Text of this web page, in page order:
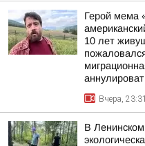
Герой мема
10 лет
Вчера, 23:31
В